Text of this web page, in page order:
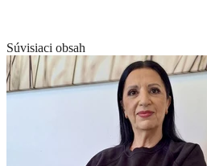
Súvisiaci obsah